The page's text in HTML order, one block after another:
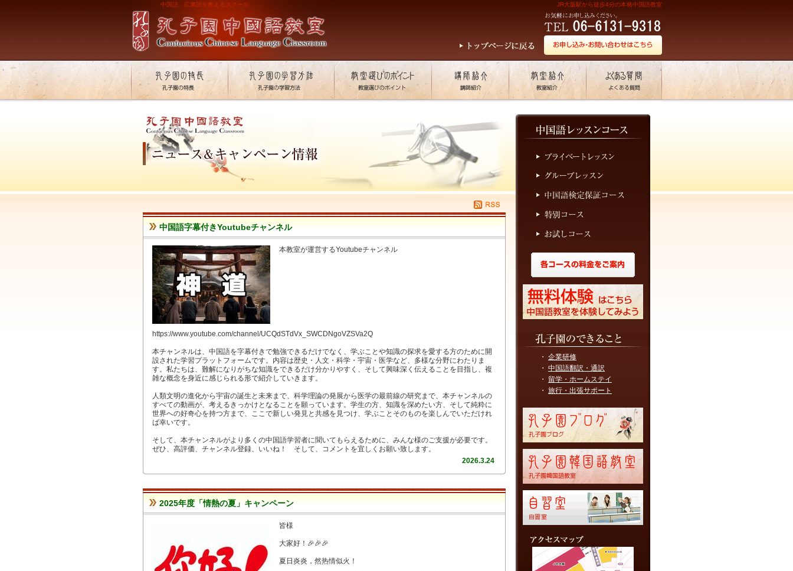
中国語、広東語を教えるスクール JR大阪駅から徒歩4分の本格中国語教室
中国語字幕付きYoutubeチャンネル
本教室が運営するYoutubeチャンネル
https://www.youtube.com/channel/UCQdSTdVx_SWCDNgoVZSVa2Q
本チャンネルは、中国語を字幕付きで勉強できるだけでなく、学ぶことや知識の探求を愛する方のために開
設された学習プラットフォームです。内容は歴史・人文・科学・宇宙・医学など、多様な分野にわたりま
す。私たちは、難解になりがちな知識をできるだけ分かりやすく、そして興味深く伝えることを目指し、複
雑な概念を身近に感じられる形で紹介していきます。
人類文明の進化から宇宙の誕生と未来まで、科学理論の発展から医学の最前線の研究まで、本チャンネルの
すべての動画が、考えるきっかけとなることを願っています。学生の方、知識を深めたい方、そして純粋に
世界への好奇心を持つ方まで、ここで新しい発見と共感を見つけ、学ぶことそのものを楽しんでいただけれ
ば幸いです。
そして、本チャンネルがより多くの中国語学習者に聞いてもらえるために、みんな様のご支援が必要です。
ぜひ、高評価、チャンネル登録、いいね！ そして、コメントを宜しくお願い致します。
2026.3.24
2025年度「情熱の夏」キャンペーン
皆様
大家好！🎉🎉🎉
夏日炎炎，然热情似火！
・ 企業研修
・ 中国語翻訳・通訳
・ 留学・ホームステイ
・ 旅行・出張サポート